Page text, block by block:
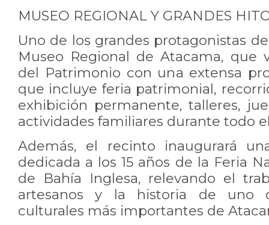
MUSEO REGIONAL Y GRANDES
Uno de los grandes protagonistas
Museo Regional de Atacama, que
del Patrimonio con una extensa
que incluye feria patrimonial,
exhibición permanente, talleres,
actividades familiares durante todo
Además, el recinto inaugurará
dedicada a los 15 años de la Feria
de Bahía Inglesa, relevando el
artesanos y la historia de uno
culturales más importantes de